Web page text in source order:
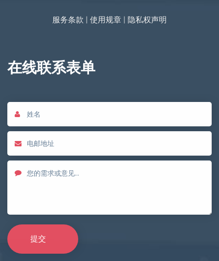
服务条款 | 使用规章 | 隐私权声明
在线联系表单